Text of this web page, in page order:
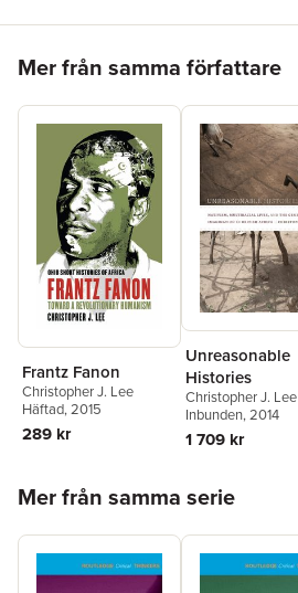
Mer från samma författare
Frantz Fanon
Christopher J. Lee
Häftad, 2015
289 kr
Unreasonable
Histories
Christopher J. Lee
Inbunden, 2014
1 709 kr
Mer från samma serie